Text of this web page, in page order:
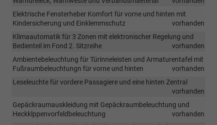
Elektrische Fensterheber Komfort für vorne und hinten mit
Kindersicherung und Einklemmschutz
vorhanden
Klimaautomatik für 3 Zonen mit elektronischer Regelung und
Bedienteil im Fond 2. Sitzreihe
vorhanden
Ambientebeleuchtung für Türinneleisten und Armaturentafel mit
Fußraumbeleuchtungn für vorne und hinten
vorhanden
Leseleuchte für vordere Passagiere und eine hinten Zentral
vorhanden
Gepäckraumauskleidung mit Gepäckraumbeleuchtung und
Heckklppenvorfeldbeleuchtung
vorhanden